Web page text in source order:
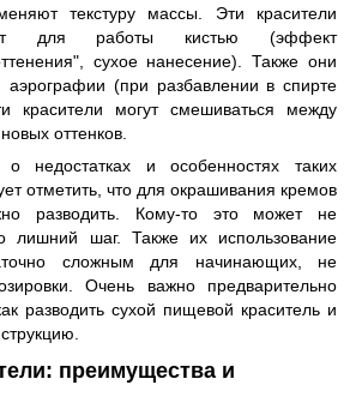
текстуру массы. Эти красители
для работы кистью (эффект
сухое нанесение). Также они
аэрографии (при разбавлении в спирте
красители могут смешиваться между
оттенков.
недостатках и особенностях таких
отметить, что для окрашивания кремов
разводить. Кому-то это может не
лишний шаг. Также их использование
сложным для начинающих, не
Очень важно предварительно
разводить сухой пищевой краситель и
преимущества и